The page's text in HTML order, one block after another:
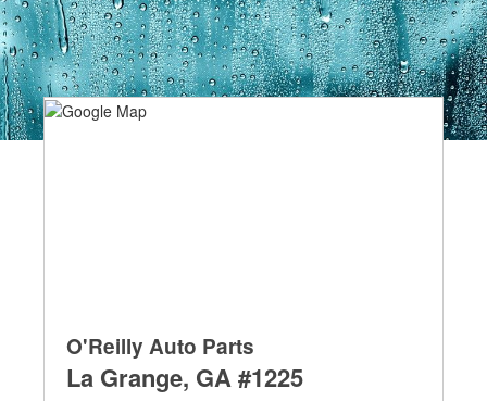
O'Reilly Auto Parts
La Grange, GA #1225